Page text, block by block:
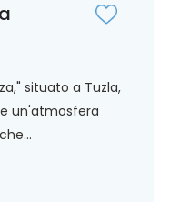
situato a Tuzla,
un'atmosfera